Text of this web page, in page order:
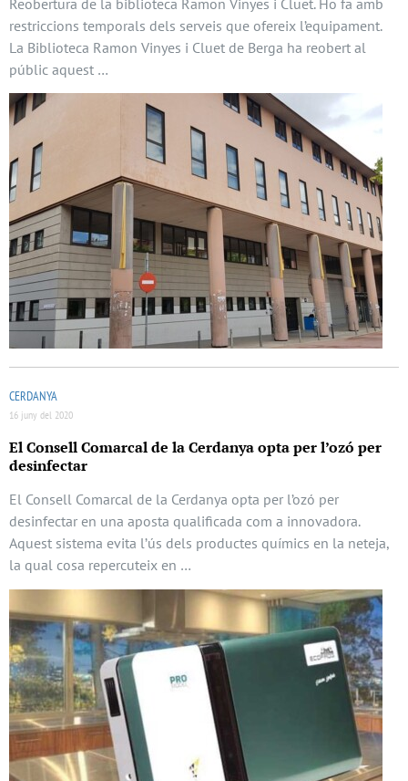
restriccions temporals dels serveis que ofereix l’equipament.
La Biblioteca Ramon Vinyes i Cluet de Berga ha reobert al
públic aquest …
CERDANYA
16 juny del 2020
El Consell Comarcal de la Cerdanya opta per l’ozó per
desinfectar
El Consell Comarcal de la Cerdanya opta per l’ozó per
desinfectar en una aposta qualificada com a innovadora.
Aquest sistema evita l’ús dels productes químics en la neteja,
la qual cosa repercuteix en …